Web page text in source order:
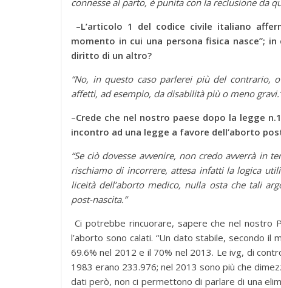
connesse al parto, è punita con la reclusione da
–L’articolo 1 del codice civile italiano
momento in cui una persona fisica nasce”;
diritto di un altro?
“No, in questo caso parlerei più del contrario,
affetti, ad esempio, da disabilità più o meno
–Crede che nel nostro paese dopo la legge
incontro ad una legge a favore dell’aborto
“Se ciò dovesse avvenire, non credo avverrà in
rischiamo di incorrere, attesa infatti la logica
liceità dell’aborto medico, nulla osta che tali
post-nascita.”
Ci potrebbe rincuorare, sapere che nel nostro
l’aborto sono calati. “Un dato stabile, secondo
69.6% nel 2012 e il 70% nel 2013. Le ivg, di
1983 erano 233.976; nel 2013 sono più che
dati però, non ci permettono di parlare di una